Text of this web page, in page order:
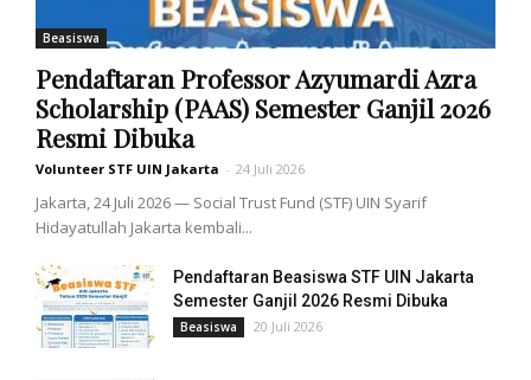
Beasiswa
Pendaftaran Professor Azyumardi Azra
Scholarship (PAAS) Semester Ganjil 2026
Resmi Dibuka
Volunteer STF UIN Jakarta - 24 Juli 2026
Jakarta, 24 Juli 2026 — Social Trust Fund (STF) UIN Syarif
Hidayatullah Jakarta kembali...
Pendaftaran Beasiswa STF UIN Jakarta
Semester Ganjil 2026 Resmi Dibuka
Beasiswa 20 Juli 2026